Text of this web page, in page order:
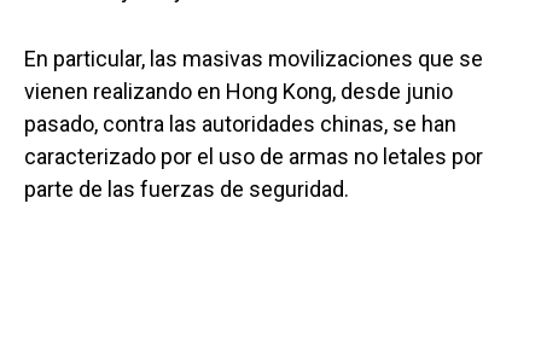
En particular, las masivas movilizaciones que se
vienen realizando en Hong Kong, desde junio
pasado, contra las autoridades chinas, se han
caracterizado por el uso de armas no letales por
parte de las fuerzas de seguridad.